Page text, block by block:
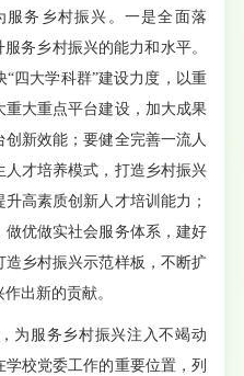
服务乡村振兴。一是全面落
务乡村振兴的能力和水平。
四大学科群”建设力度，以重
大重点平台建设，加大成果
新效能；要健全完善一流人
才培养模式，打造乡村振兴
高素质创新人才培训能力；
优做实社会服务体系，建好
乡村振兴示范样板，不断扩
出新的贡献。
为服务乡村振兴注入不竭动
校党委工作的重要位置，列